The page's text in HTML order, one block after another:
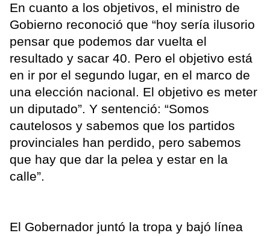
En cuanto a los objetivos, el ministro de
Gobierno reconoció que “hoy sería ilusorio
pensar que podemos dar vuelta el
resultado y sacar 40. Pero el objetivo está
en ir por el segundo lugar, en el marco de
una elección nacional. El objetivo es meter
un diputado”. Y sentenció: “Somos
cautelosos y sabemos que los partidos
provinciales han perdido, pero sabemos
que hay que dar la pelea y estar en la
calle”.
El Gobernador juntó la tropa y bajó línea